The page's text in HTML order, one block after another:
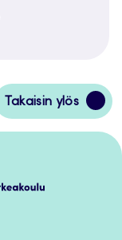
Takaisin ylös
Siirry
takaisin